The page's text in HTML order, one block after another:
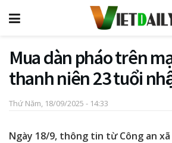
Mua dàn pháo trên
thanh niên 23 tuổi
Thứ Năm, 18/09/2025 - 14:33
Ngày 18/9, thông tin từ Công an